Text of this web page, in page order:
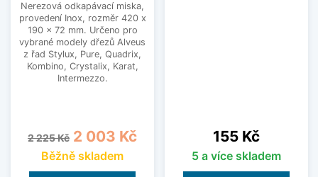
Nerezová odkapávací miska,
provedení Inox, rozměr 420 x
190 x 72 mm. Určeno pro
vybrané modely dřezů Alveus
z řad Stylux, Pure, Quadrix,
Kombino, Crystalix, Karat,
Intermezzo.
Běžná cena
2 225 Kč Cena
2 003 Kč
Běžně skladem
Cena
155 Kč
5 a více skladem